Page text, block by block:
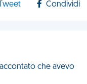
Tweet Condividi
che avevo